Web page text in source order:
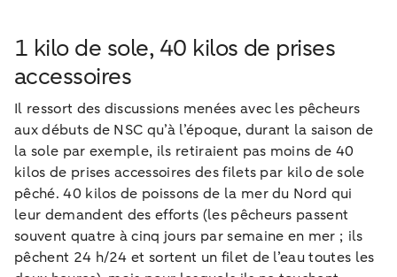
1 kilo de sole, 40 kilos de prises
accessoires
Il ressort des discussions menées avec les pêcheurs
aux débuts de NSC qu’à l’époque, durant la saison de
la sole par exemple, ils retiraient pas moins de 40
kilos de prises accessoires des filets par kilo de sole
pêché. 40 kilos de poissons de la mer du Nord qui
leur demandent des efforts (les pêcheurs passent
souvent quatre à cinq jours par semaine en mer ; ils
pêchent 24 h/24 et sortent un filet de l’eau toutes les